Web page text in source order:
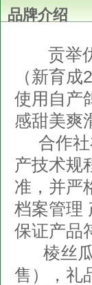
品牌介绍
贡举优
（新育
使用自产
感甜美爽
合作社
产技术规
准，并严
档案管理
保证产品
棱丝瓜
售），礼